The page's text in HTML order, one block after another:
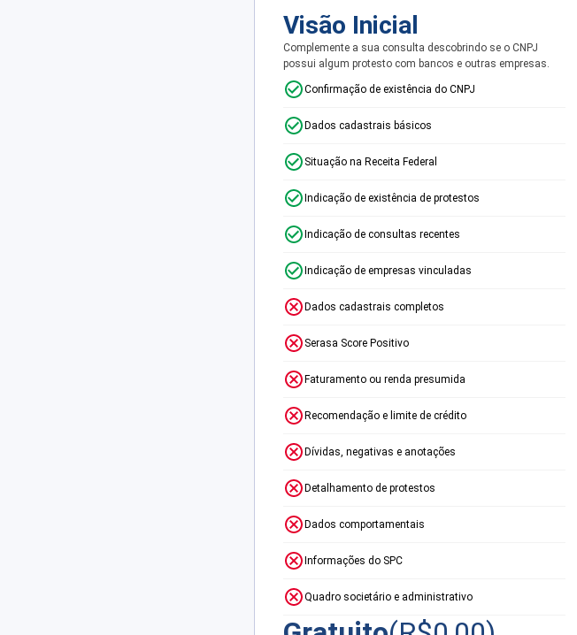
Visão Inicial
Complemente a sua consulta descobrindo se o CNPJ
possui algum protesto com bancos e outras empresas.
Confirmação de existência do CNPJ
Dados cadastrais básicos
Situação na Receita Federal
Indicação de existência de protestos
Indicação de consultas recentes
Indicação de empresas vinculadas
Dados cadastrais completos
Serasa Score Positivo
Faturamento ou renda presumida
Recomendação e limite de crédito
Dívidas, negativas e anotações
Detalhamento de protestos
Dados comportamentais
Informações do SPC
Quadro societário e administrativo